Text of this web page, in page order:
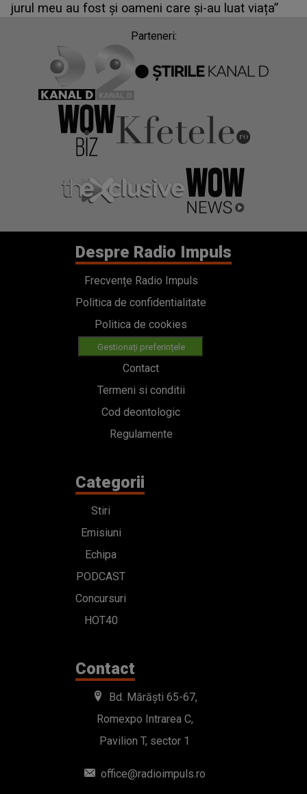
jurul meu au fost și oameni care și-au luat viața”
Parteneri:
Despre Radio Impuls
Frecvențe Radio Impuls
Politica de confidentialitate
Politica de cookies
Gestionați preferințele
Contact
Termeni si conditii
Cod deontologic
Regulamente
Categorii
Stiri
Emisiuni
Echipa
PODCAST
Concursuri
HOT40
Contact
Bd. Mărăști 65-67,
Romexpo Intrarea C,
Pavilion T, sector 1
office@radioimpuls.ro